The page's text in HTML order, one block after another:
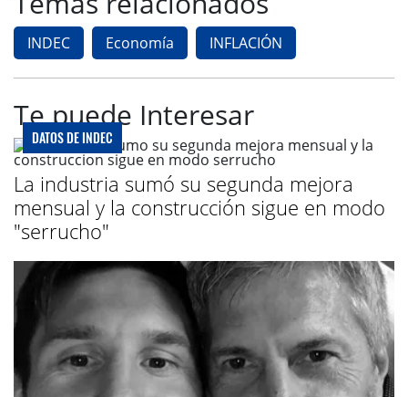
INDEC Economía INFLACIÓN
Te puede Interesar
DATOS DE INDEC
La industria sumó su segunda mejora
mensual y la construcción sigue en modo
"serrucho"